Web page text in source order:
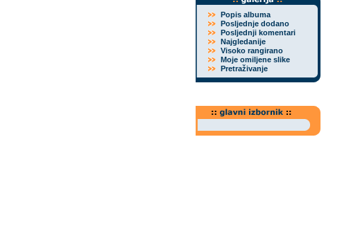
Popis albuma
Posljednje dodano
Posljednji komentari
Najgledanije
Visoko rangirano
Moje omiljene slike
Pretraživanje